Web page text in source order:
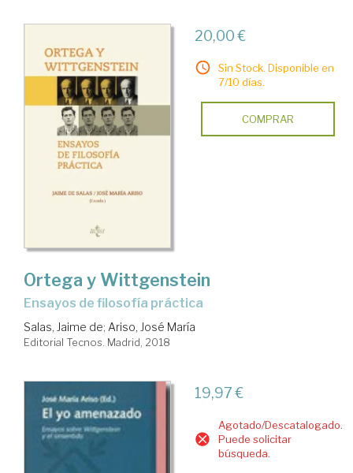
20,00 €
Sin Stock. Disponible en
7/10 días.
COMPRAR
Ortega y Wittgenstein
Ensayos de filosofía práctica
Salas, Jaime de; Ariso, José María
Editorial Tecnos. Madrid, 2018
19,97 €
Agotado/Descatalogado.
Puede solicitar
búsqueda.